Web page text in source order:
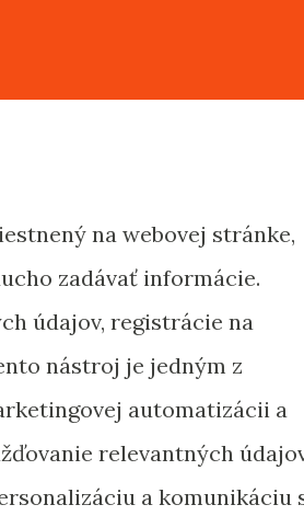
na webovej stránke,
zadávať informácie.
údajov, registrácie na
nástroj je jedným z
automatizácii a
relevantných
a komunikáciu